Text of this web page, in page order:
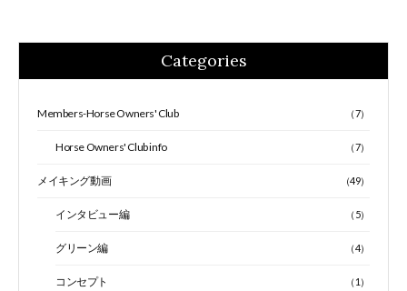
Categories
Members-Horse Owners' Club （7）
Horse Owners' Club info （7）
メイキング動画 （49）
インタビュー編 （5）
グリーン編 （4）
コンセプト （1）